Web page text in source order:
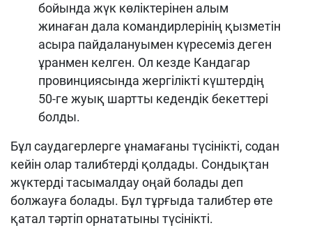
бойында жүк көліктерінен алым
жинаған дала командирлерінің қызметін
асыра пайдалануымен күресеміз деген
ұранмен келген. Ол кезде Кандагар
провинциясында жергілікті күштердің
50-ге жуық шартты кедендік бекеттері
болды.
Бұл саудагерлерге ұнамағаны түсінікті, содан
кейін олар талибтерді қолдады. Сондықтан
жүктерді тасымалдау оңай болады деп
болжауға болады. Бұл тұрғыда талибтер өте
қатал тәртіп орнататыны түсінікті.